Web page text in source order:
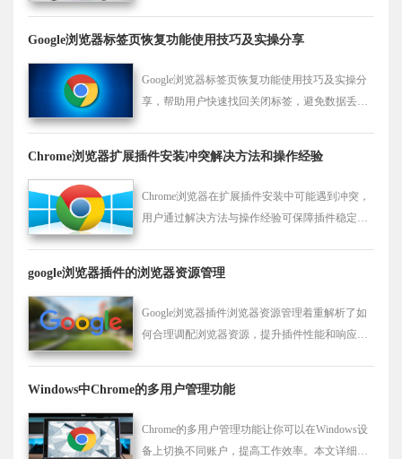
Google浏览器标签页恢复功能使用技巧及实操分享
Google浏览器标签页恢复功能使用技巧及实操分
享，帮助用户快速找回关闭标签，避免数据丢
Chrome浏览器扩展插件安装冲突解决方法和操作经验
Chrome浏览器在扩展插件安装中可能遇到冲突，
用户通过解决方法与操作经验可保障插件稳定运
google浏览器插件的浏览器资源管理
Google浏览器插件浏览器资源管理着重解析了如
何合理调配浏览器资源，提升插件性能和响应速
Windows中Chrome的多用户管理功能
Chrome的多用户管理功能让你可以在Windows设
备上切换不同账户，提高工作效率。本文详细介